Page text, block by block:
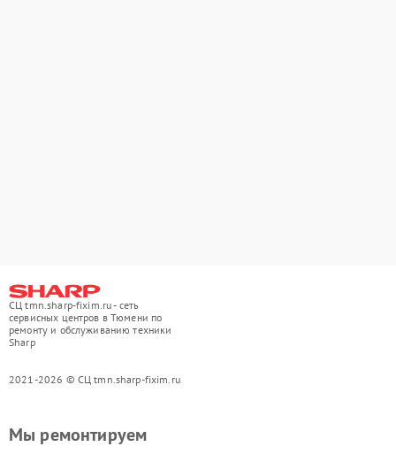
СЦ tmn.sharp-fixim.ru - сеть
сервисных центров в Тюмени по
ремонту и обслуживанию техники
Sharp
2021-2026 © СЦ tmn.sharp-fixim.ru
Мы ремонтируем